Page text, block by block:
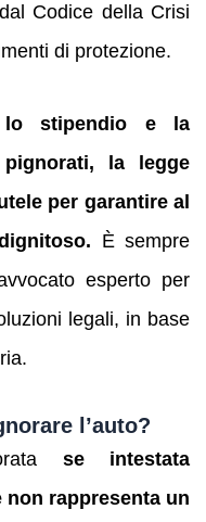
Codice della Crisi
di protezione.
lo stipendio e la
la legge
per garantire al
È sempre
esperto per
legali, in base
l’auto?
se intestata
rappresenta un